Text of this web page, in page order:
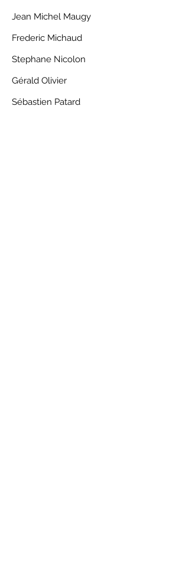
Jean Michel Maugy
Frederic Michaud
Stephane Nicolon
Gérald Olivier
Sébastien Patard